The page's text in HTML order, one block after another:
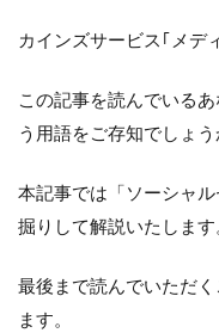
カインズサービス｢メデ
この記事を読んでいる
う用語をご存知でしょう
本記事では「ソーシャ
掘りして解説いたします
最後まで読んでいただ
ます。